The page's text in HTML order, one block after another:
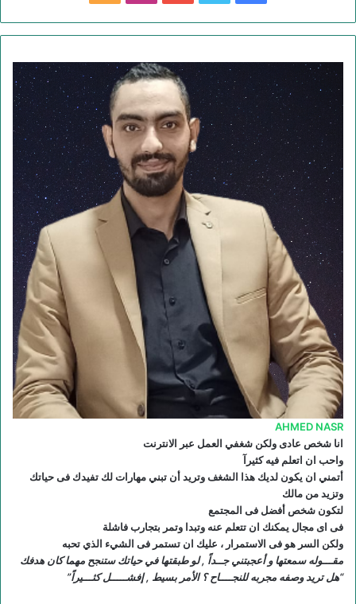
ي
و
ك
و
ت
ر
و
ي
و
ب
ن
ت
ق
ر
ا
م
ل
ص
ا
ل
م
و
ق
AHMED NASR
انا شخص عادى ولكن شغفي العمل عبر الانترنت
واحب ان اتعلم فيه كثيرآ
أتمني ان يكون لديك هذا الشغف وتريد أن تبني مهارات لك تفيدك فى حياتك
وتزيد من مالك
لتكون شخص أفضل فى المجتمع
فى اى مجال يمكنك ان تتعلم عنه وتبدا وتمر بتجارب فاشلة
ولكن السر هو فى الاستمرار ، عليك ان تستمر فى الشيء الذي تحبه
مقـــوله سمعتها و أعجبتني جــداً , لو طبقتها في حياتك ستنجح مهما كان هدفك
“هل تريد وصفه مجربه للنجــــاح ؟ الأمر بسيط , إفشـــــل كثـــيراً”